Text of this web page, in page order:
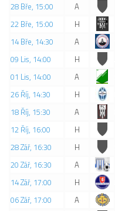
28 Bře, 15:00
A
22 Bře, 15:00
H
14 Bře, 14:30
A
09 Lis, 14:00
H
01 Lis, 14:00
A
26 Říj, 14:30
H
18 Říj, 15:30
A
12 Říj, 16:00
H
28 Zář, 16:30
H
20 Zář, 16:30
A
14 Zář, 17:00
H
06 Zář, 17:00
A